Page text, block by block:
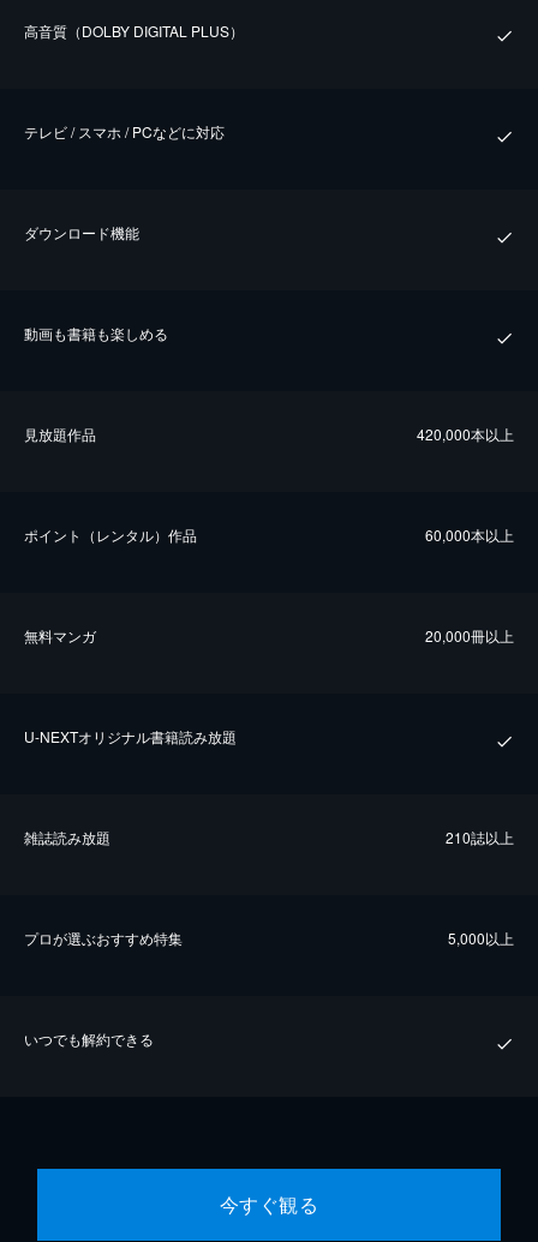
⾼⾳質（DOLBY DIGITAL PLUS）
テレビ / スマホ / PCなどに対応
ダウンロード機能
動画も書籍も楽しめる
⾒放題作品 420,000本以上
ポイント（レンタル）作品 60,000本以上
無料マンガ 20,000冊以上
U-NEXTオリジナル書籍読み放題
雑誌読み放題 210誌以上
プロが選ぶおすすめ特集 5,000以上
いつでも解約できる
今すぐ観る